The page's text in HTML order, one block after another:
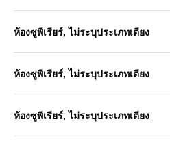
ห้องซูพีเรียร์, ไม่ระบุประเภทเตียง
ห้องซูพีเรียร์, ไม่ระบุประเภทเตียง
ห้องซูพีเรียร์, ไม่ระบุประเภทเตียง